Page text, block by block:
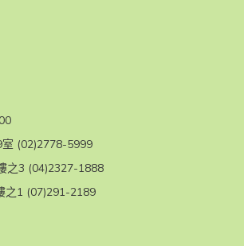
(02)2778-5999
之3 (04)2327-1888
之1 (07)291-2189